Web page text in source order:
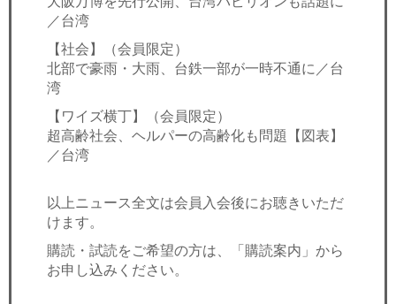
／台湾
【社会】（会員限定）
北部で豪雨・大雨、台鉄一部が一時不通に／台
湾
【ワイズ横丁】（会員限定）
超高齢社会、ヘルパーの高齢化も問題【図表】
／台湾
以上ニュース全文は会員入会後にお聴きいただ
けます。
購読・試読をご希望の方は、「購読案内」から
お申し込みください。